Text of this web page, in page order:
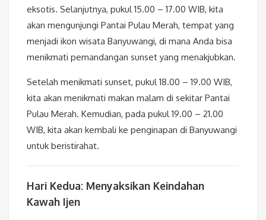
eksotis. Selanjutnya, pukul 15.00 – 17.00 WIB, kita
akan mengunjungi Pantai Pulau Merah, tempat yang
menjadi ikon wisata Banyuwangi, di mana Anda bisa
menikmati pemandangan sunset yang menakjubkan.
Setelah menikmati sunset, pukul 18.00 – 19.00 WIB,
kita akan menikmati makan malam di sekitar Pantai
Pulau Merah. Kemudian, pada pukul 19.00 – 21.00
WIB, kita akan kembali ke penginapan di Banyuwangi
untuk beristirahat.
Hari Kedua: Menyaksikan Keindahan
Kawah Ijen